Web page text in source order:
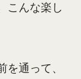
こんな楽し
通って、